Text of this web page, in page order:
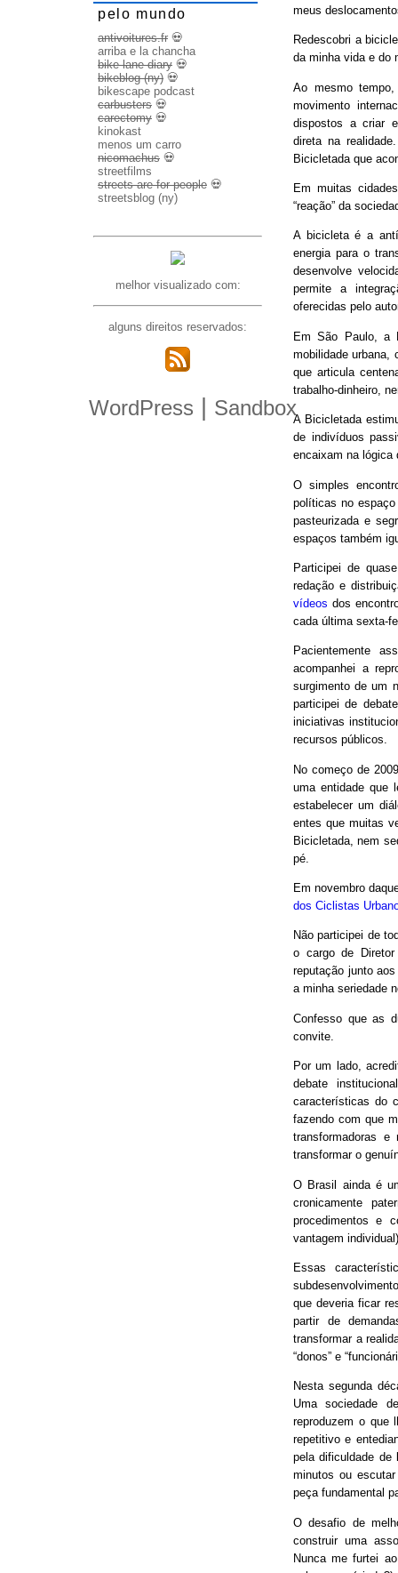
meus
Redescobri a
da minha vida e do
Ao mesmo
movimento
dispostos a criar
direta na
Bicicletada que
Em muitas
“reação” da
A bicicleta é a
energia para o
desenvolve
permite a
oferecidas pelo
Em São Paulo, a
mobilidade urbana,
que articula
trabalho-dinheiro,
A Bicicletada
de indivíduos
encaixam na lógica
O simples
políticas no
pasteurizada e
espaços também
Participei de
redação e
vídeos dos
cada última sexta-
Pacientemente
acompanhei a
surgimento de um
participei de
iniciativas
recursos públicos.
No começo de
uma entidade que
estabelecer um
entes que muitas
Bicicletada, nem
pé.
Em novembro
dos Ciclistas
Não participei de
o cargo de
reputação junto
a minha seriedade
Confesso que as
convite.
Por um lado,
debate
características do
fazendo com que
transformadoras
transformar o
O Brasil ainda é
cronicamente
procedimentos e
vantagem
Essas
que deveria ficar
partir de
transformar a
“donos” e
Nesta segunda
Uma sociedade
reproduzem o que
repetitivo e
pela dificuldade
minutos ou
peça fundamental
O desafio de
construir uma
Nunca me furtei
pelo mundo
antivoitures.fr 💀
arriba e la chancha
bike lane diary 💀
bikeblog (ny) 💀
bikescape podcast
carbusters 💀
carectomy 💀
kinokast
menos um carro
nicomachus 💀
streetfilms
streets are for people 💀
streetsblog (ny)
melhor visualizado com:
alguns direitos reservados:
WordPress Sandbox